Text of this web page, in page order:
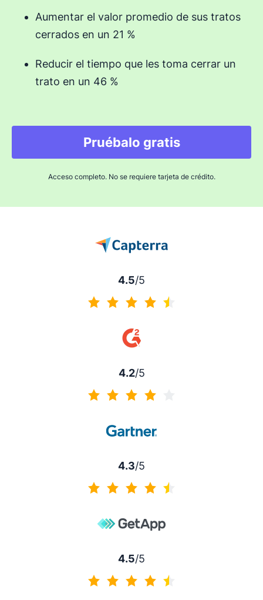
Aumentar el valor promedio de sus tratos
cerrados en un 21 %
Reducir el tiempo que les toma cerrar un
trato en un 46 %
Pruébalo gratis
Acceso completo. No se requiere tarjeta de crédito.
4.5/5
4.2/5
4.3/5
4.5/5